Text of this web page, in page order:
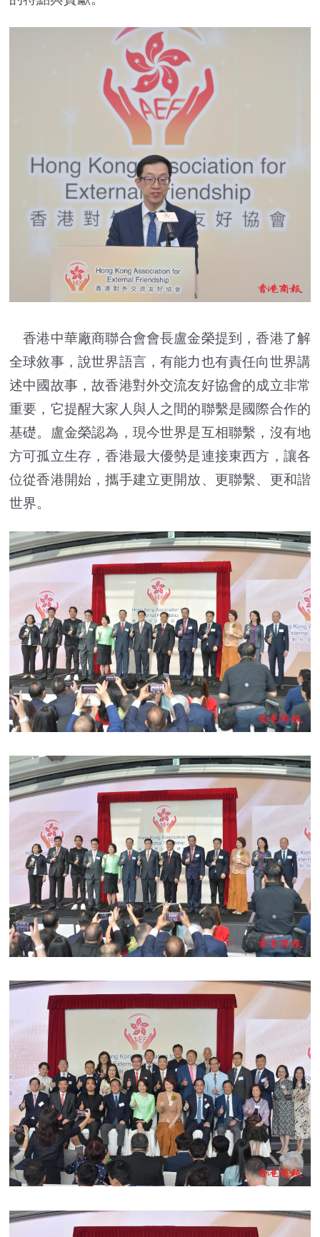
香港中華廠商聯合會會長盧金榮提到，香港了解
全球敘事，說世界語言，有能力也有責任向世界講
述中國故事，故香港對外交流友好協會的成立非常
重要，它提醒大家人與人之間的聯繫是國際合作的
基礎。盧金榮認為，現今世界是互相聯繫，沒有地
方可孤立生存，香港最大優勢是連接東西方，讓各
位從香港開始，攜手建立更開放、更聯繫、更和諧
世界。